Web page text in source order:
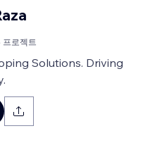
프로젝트
Solutions. Driving